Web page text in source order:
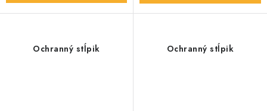
Ochranný stĺpik Ochranný stĺpik